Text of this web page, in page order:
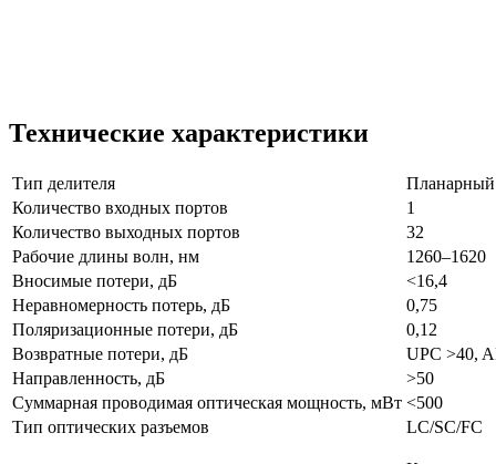
Технические характеристики
Тип делителя
Количество входных портов
1
Количество выходных портов
32
Рабочие длины волн, нм
1260–1620
Вносимые потери, дБ
<16,4
Неравномерность потерь, дБ
0,75
Поляризационные потери, дБ
0,12
Возвратные потери, дБ
UPC >40,
Направленность, дБ
>50
Суммарная проводимая оптическая мощность, мВт <500
Тип оптических разъемов
LC/SC/FC